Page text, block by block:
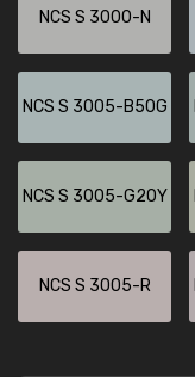
NCS S 3000-N
NCS S 3005-B50G
NCS S 3005-G20Y
NCS S 3005-R